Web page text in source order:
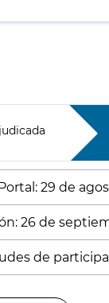
29 de
26 de
de